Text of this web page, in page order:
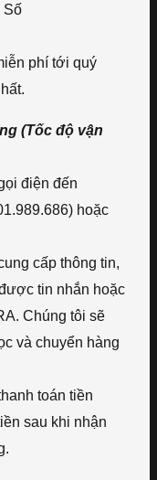
Số
phí tới quý
(Tốc độ vận
điện đến
hoặc
cấp thông tin,
tin nhắn hoặc
Chúng tôi sẽ
và chuyển hàng
toán tiền
sau khi nhận